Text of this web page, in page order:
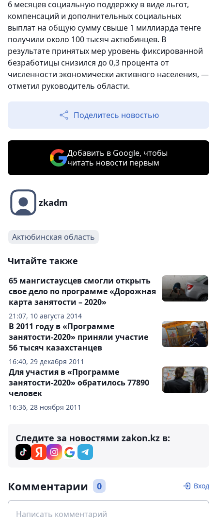
6 месяцев социальную поддержку в виде льгот,
компенсаций и дополнительных социальных
выплат на общую сумму свыше 1 миллиарда тенге
получили около 100 тысяч актюбинцев. В
результате принятых мер уровень фиксированной
безработицы снизился до 0,3 процента от
численности экономически активного населения, —
отметил руководитель области.
Поделитесь новостью
Добавить в Google, чтобы
читать новости первым
zkadm
Актюбинская область
Читайте также
21:07, 10 августа 2014
65 мангистаусцев смогли открыть
свое дело по программе «Дорожная
карта занятости – 2020»
16:40, 29 декабря 2011
В 2011 году в «Программе
занятости-2020» приняли участие
56 тысяч казахстанцев
16:36, 28 ноября 2011
Для участия в «Программе
занятости-2020» обратилось 77890
человек
Следите за новостями zakon.kz в:
Комментарии 0 Вход